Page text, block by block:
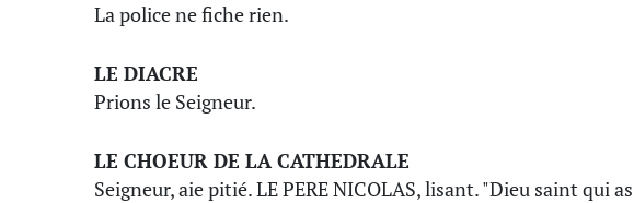
La police ne fiche rien.
LE DIACRE
Prions le Seigneur.
LE CHOEUR DE LA CATHEDRALE
Seigneur, aie pitié. LE PERE NICOLAS, lisant. "Dieu saint qui as